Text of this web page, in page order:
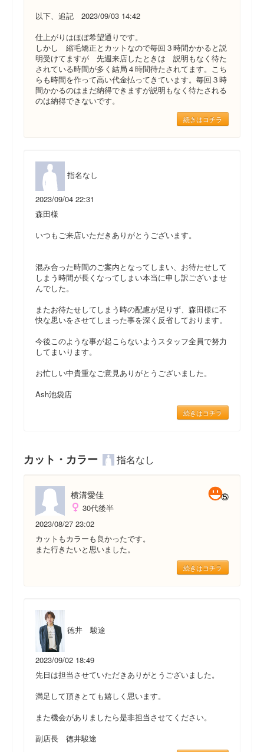
以下、追記 2023/09/03 14:42
仕上がりはほぼ希望通りです。
しかし 縮毛矯正とカットなので毎回３時間かかると説
明受けてますが 先週来店したときは 説明もなく待た
されている時間が多く結局４時間待たされてます。こち
らも時間を作って高い代金払ってきています。毎回３時
間かかるのはまだ納得できますが説明もなく待たされる
のは納得できないです。
続きはコチラ
指名なし
2023/09/04 22:31
森田様
いつもご来店いただきありがとうございます。
混み合った時間のご案内となってしまい、お待たせして
しまう時間が長くなってしまい本当に申し訳ございませ
んでした。
またお待たせしてしまう時の配慮が足りず、森田様に不
快な思いをさせてしまった事を深く反省しております。
今後このような事が起こらないようスタッフ全員で努力
してまいります。
お忙しい中貴重なご意見ありがとうございました。
Ash池袋店
続きはコチラ
カット・カラー 指名なし
横溝愛佳
30代後半
2023/08/27 23:02
カットもカラーも良かったです。
また行きたいと思いました。
続きはコチラ
徳井 駿途
2023/09/02 18:49
先日は担当させていただきありがとうございました。
満足して頂きとても嬉しく思います。
また機会がありましたら是非担当させてください。
副店長 徳井駿途